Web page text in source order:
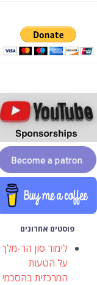
פוסטים אחרונים
לימור סון הר-מלך
על הטעות
המרכזית בהסכמי